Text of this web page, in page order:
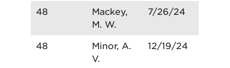
48
Mackey,
M. W.
7/26/24
48
Minor, A.
V.
12/19/24